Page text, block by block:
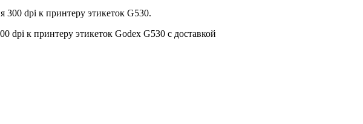
300 dpi к принтеру этикеток G530.
dpi к принтеру этикеток Godex G530 с доставкой